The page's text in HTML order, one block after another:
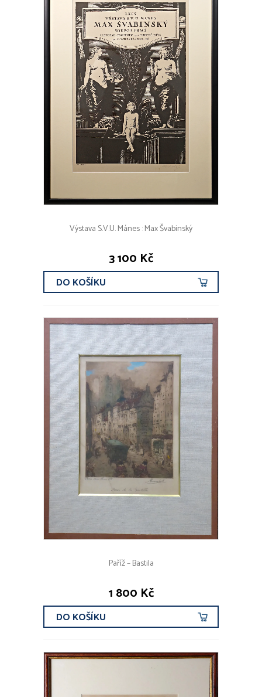
Výstava S.V.U. Mánes : Max Švabinský
3 100 Kč
DO KOŠÍKU
Paříž – Bastila
1 800 Kč
DO KOŠÍKU